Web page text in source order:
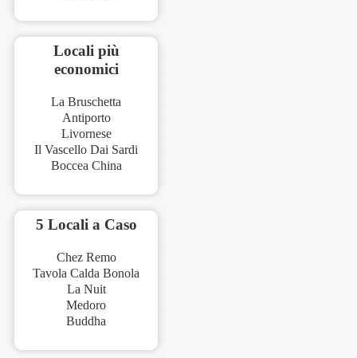
Locali più
economici
La Bruschetta
Antiporto
Livornese
Il Vascello Dai Sardi
Boccea China
5 Locali a Caso
Chez Remo
Tavola Calda Bonola
La Nuit
Medoro
Buddha